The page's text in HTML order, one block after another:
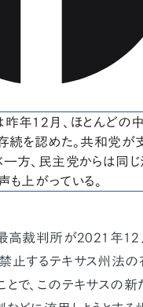
年12月、ほとんどの
続を認めた。共和党が
方、民主党からは同
上がっている。
最高裁判所が2021年12
止するテキサス州法の
とで、このテキサスの新